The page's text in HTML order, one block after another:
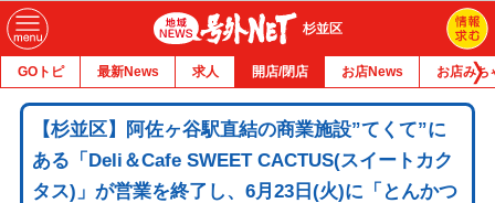
杉並区
GOトピ 最新News 求人 開店/閉店 お店News お店みち
【杉並区】阿佐ヶ谷駅直結の商業施設”てくて”に
ある「Deli＆Cafe SWEET CACTUS(スイートカク
タス)」が営業を終了し、6月23日(火)に「とんかつ